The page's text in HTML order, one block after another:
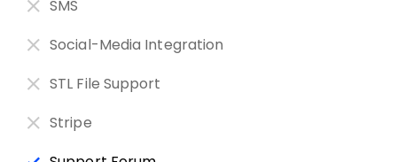
SMS
Social-Media Integration
STL File Support
Stripe